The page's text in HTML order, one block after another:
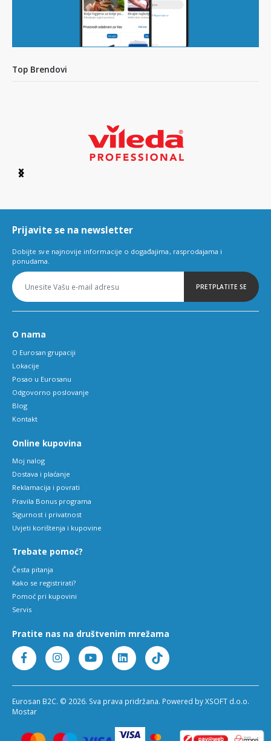
Top Brendovi
Item
6
Prijavite se na newsletter
Dobijte sve najnovije informacije o događajima, rasprodajama i
ponudama.
PRETPLATITE SE
O nama
O Eurosan grupaciji
Lokacije
Posao u Eurosanu
Odgovorno poslovanje
Blog
Kontakt
Online kupovina
Moj nalog
Dostava i plaćanje
Reklamacija i povrati
Pravila Bonus programa
Sigurnost i privatnost
Uvjeti korištenja i kupovine
Trebate pomoć?
Česta pitanja
Kako se registrirati?
Pomoć pri kupovini
Servis
Pratite nas na društvenim mrežama
Eurosan B2C. © 2026. Sva prava pridržana. Powered by XSOFT d.o.o.
Mostar